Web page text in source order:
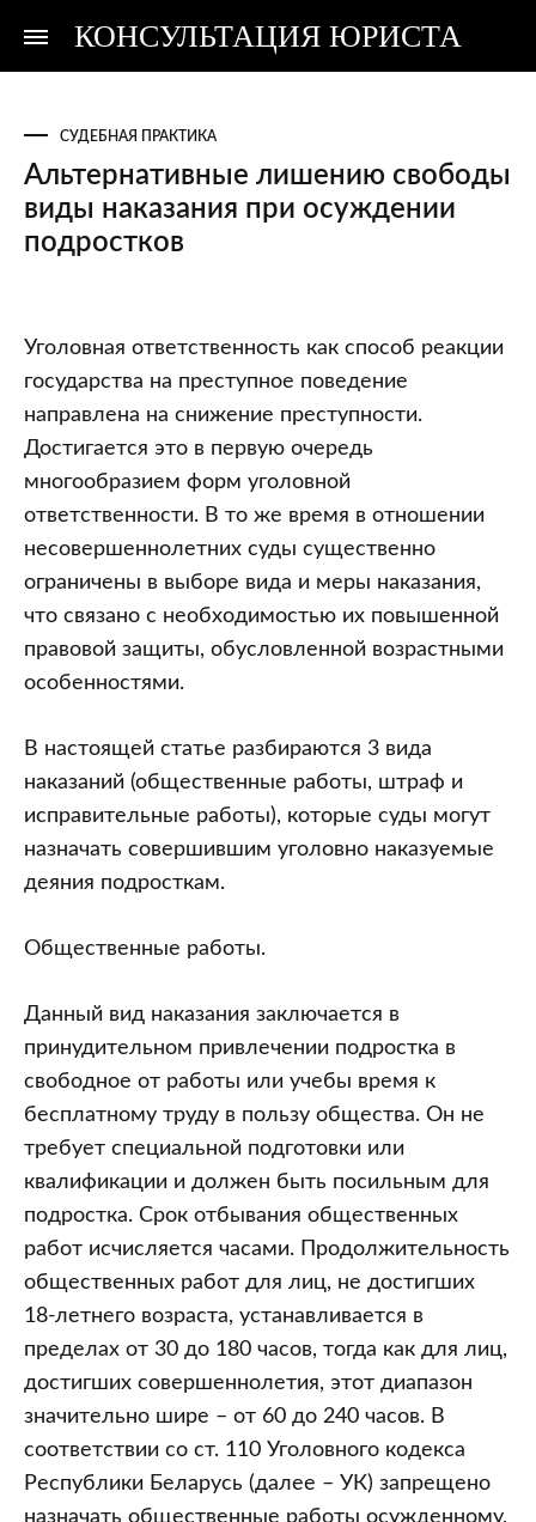
КОНСУЛЬТАЦИЯ ЮРИСТА
Консультация
Консультация
СУДЕБНАЯ ПРАКТИКА
Альтернативные лишению свободы
виды наказания при осуждении
подростков
Альтернативные
лишению
свободы
виды
наказания
при
осуждении
подростков
Уголовная ответственность как способ реакции
государства на преступное поведение
направлена на снижение преступности.
Достигается это в первую очередь
многообразием форм уголовной
ответственности. В то же время в отношении
несовершеннолетних суды существенно
ограничены в выборе вида и меры наказания,
что связано с необходимостью их повышенной
правовой защиты, обусловленной возрастными
особенностями.
В настоящей статье разбираются 3 вида
наказаний (общественные работы, штраф и
исправительные работы), которые суды могут
назначать совершившим уголовно наказуемые
деяния подросткам.
Общественные работы.
Данный вид наказания заключается в
принудительном привлечении подростка в
свободное от работы или учебы время к
бесплатному труду в пользу общества. Он не
требует специальной подготовки или
квалификации и должен быть посильным для
подростка. Срок отбывания общественных
работ исчисляется часами. Продолжительность
общественных работ для лиц, не достигших
18-летнего возраста, устанавливается в
пределах от 30 до 180 часов, тогда как для лиц,
достигших совершеннолетия, этот диапазон
значительно шире – от 60 до 240 часов. В
соответствии со ст. 110 Уголовного кодекса
Республики Беларусь (далее – УК) запрещено
назначать общественные работы осужденному,